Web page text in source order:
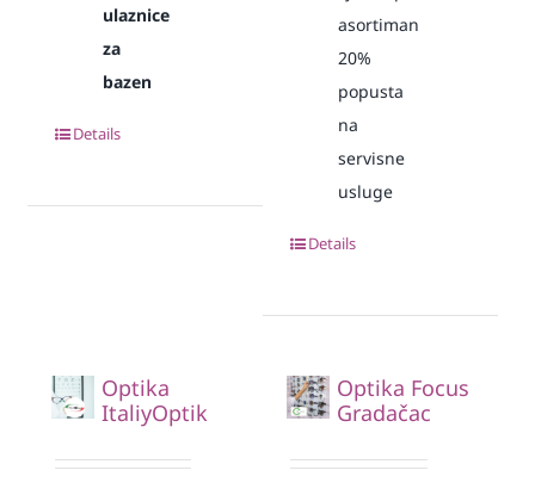
ulaznice
za
bazen
Details
asortiman
20%
popusta
na
servisne
usluge
Details
Optika
ItaliyOptik
Optika Focus
Gradačac